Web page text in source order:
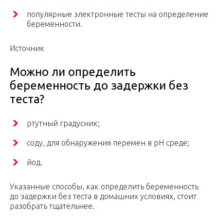
популярные электронные тесты на определение
беременности.
Источник
Можно ли определить
беременность до задержки без
теста?
ртутный градусник;
соду, для обнаружения перемен в pH среде;
йод.
Указанные способы, как определить беременность
до задержки без теста в домашних условиях, стоит
разобрать тщательнее.